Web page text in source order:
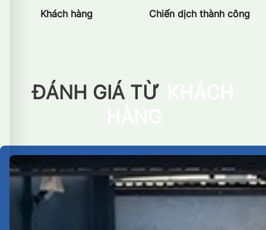
Khách hàng Chiến dịch thành công
ĐÁNH GIÁ TỪ